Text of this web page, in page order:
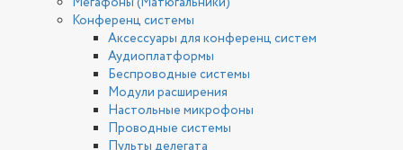
Конференц системы
Аксессуары для конференц систем
Аудиоплатформы
Беспроводные системы
Модули расширения
Настольные микрофоны
Проводные системы
Пульты делегата